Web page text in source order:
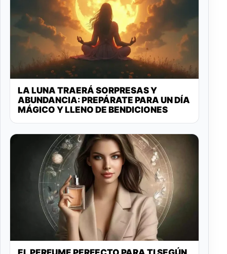
LA LUNA TRAERÁ SORPRESAS Y
ABUNDANCIA: PREPÁRATE PARA UN DÍA
MÁGICO Y LLENO DE BENDICIONES